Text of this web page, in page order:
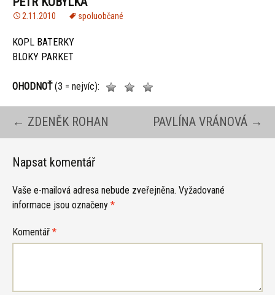
2.11.2010 spoluobčané
KOPL BATERKY
BLOKY PARKET
OHODNOŤ(3 = nejvíc):
Navigace
pro
příspěvky
← ZDENĚK ROHAN PAVLÍNA VRÁNOVÁ →
Napsat komentář
Vaše e-mailová adresa nebude zveřejněna. Vyžadované
informace jsou označeny *
Komentář *